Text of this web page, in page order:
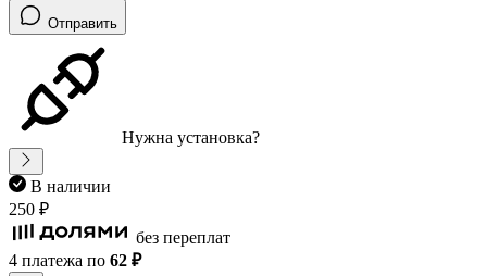
Отправить
Нужна установка?
В наличии
250 ₽
без переплат
4 платежа по 62 ₽